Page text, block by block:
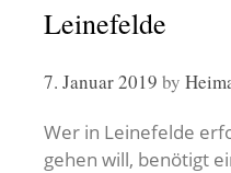
Leinefelde
7. Januar 2019 by
Wer in Leinefelde
gehen will, benötigt